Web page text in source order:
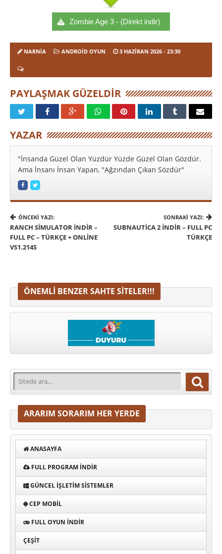
Zombie Age 3 - (Direkt indir)
NARNIA ANDROID OYUN 3 HAZIRAN 2026 - 23:30
PAYLAŞMAK GÜZELDIR
YAZAR
"İnsanda Güzel Olan Yüzdür Yüzde Güzel Olan Gözdür.
Ama İnsanı İnsan Yapan, "Ağzından Çıkan Sözdür"
ÖNCEKI YAZI:
RANCH SIMULATOR İNDIR –
FULL PC – TÜRKÇE + ONLINE
VS1.214S
SONRAKI YAZI:
SUBNAUTICA 2 İNDIR – FULL PC
TÜRKÇE
ÖNEMLI BENZER SAHTE SITELER!!!
ARARIM SORARIM HER YERDE
ANASAYFA
FULL PROGRAM INDIR
GÜNCEL İŞLETIM SISTEMLER
CEP MOBIL
FULL OYUN İNDIR
ÇEŞIT